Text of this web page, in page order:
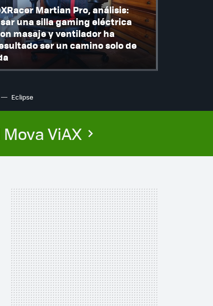
Martian Pro, análisis:
una silla gaming eléctrica
masaje y ventilador ha
ser un camino solo de
Eclipse
ViAX